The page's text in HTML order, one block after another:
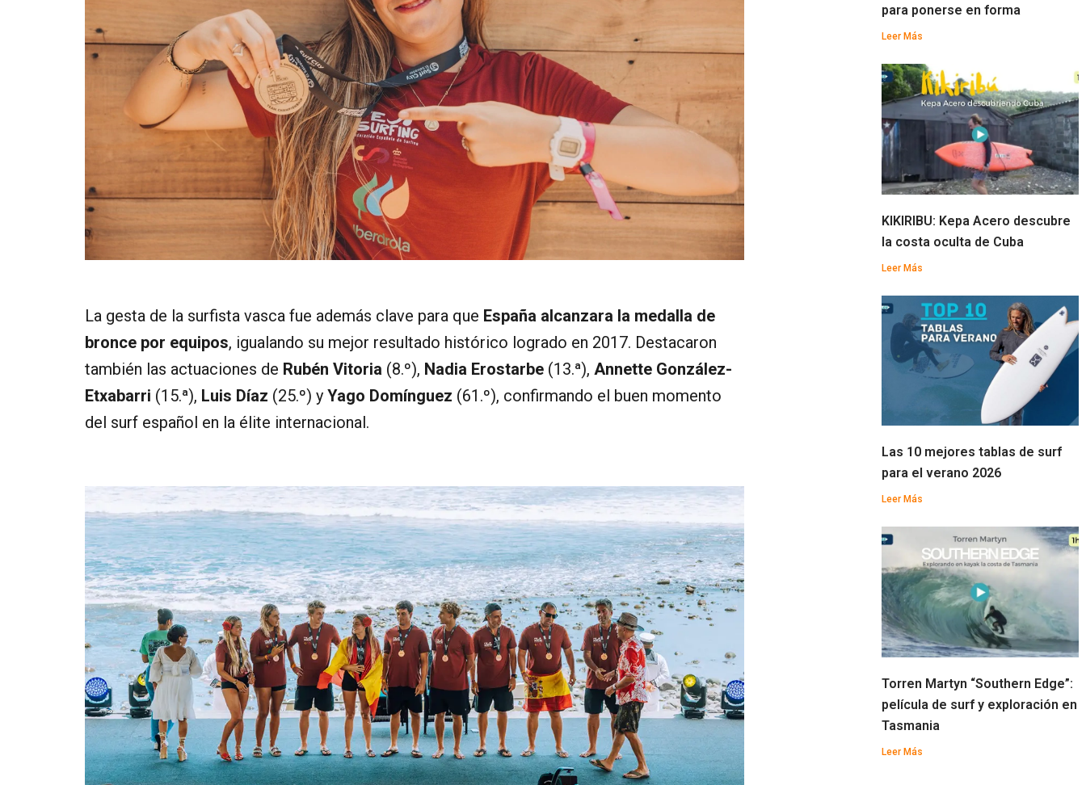
La gesta de la surfista vasca fue además clave para que España alcanzara la medalla de
bronce por equipos, igualando su mejor resultado histórico logrado en 2017. Destacaron
también las actuaciones de Rubén Vitoria (8.º), Nadia Erostarbe (13.ª), Annette González-
Etxabarri (15.ª), Luis Díaz (25.º) y Yago Domínguez (61.º), confirmando el buen momento
del surf español en la élite internacional.
para ponerse en forma
Leer Más
KIKIRIBU: Kepa Acero descubre
la costa oculta de Cuba
Leer Más
Las 10 mejores tablas de surf
para el verano 2026
Leer Más
Torren Martyn “Southern Edge”:
película de surf y exploración en
Tasmania
Leer Más